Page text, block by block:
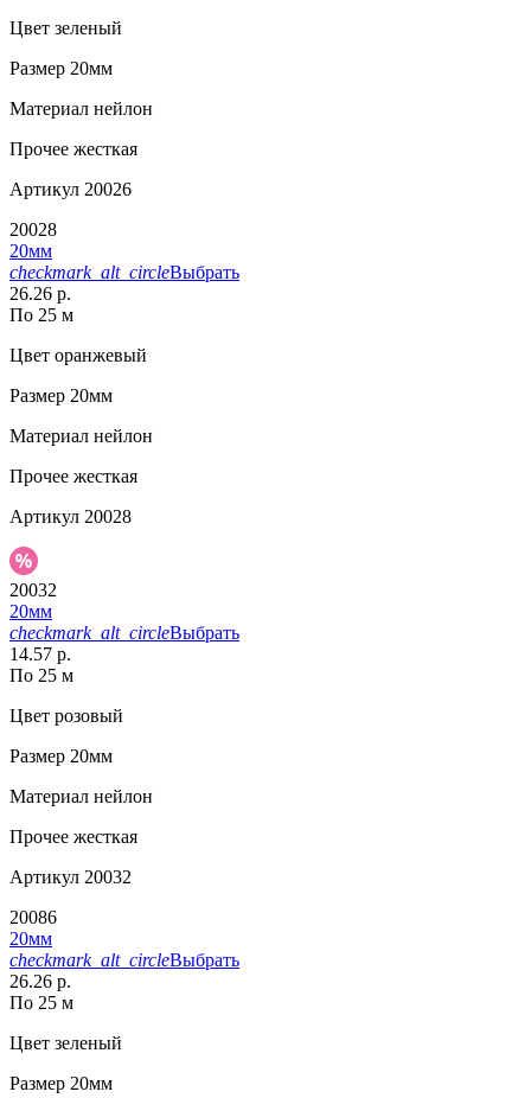
Цвет зеленый
Размер 20мм
Материал нейлон
Прочее жесткая
Артикул 20026
20028
20мм
checkmark_alt_circleВыбрать
26.26 р.
По 25 м
Цвет оранжевый
Размер 20мм
Материал нейлон
Прочее жесткая
Артикул 20028
20032
20мм
checkmark_alt_circleВыбрать
14.57 р.
По 25 м
Цвет розовый
Размер 20мм
Материал нейлон
Прочее жесткая
Артикул 20032
20086
20мм
checkmark_alt_circleВыбрать
26.26 р.
По 25 м
Цвет зеленый
Размер 20мм